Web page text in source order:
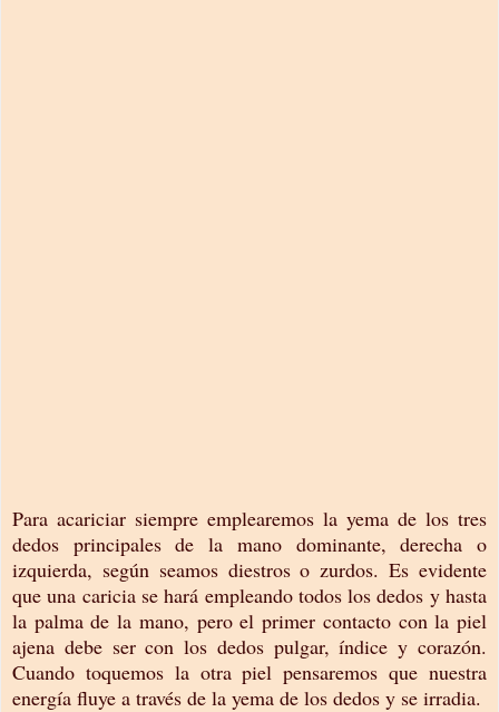
Para acariciar siempre emplearemos la yema de los tres
dedos principales de la mano dominante, derecha o
izquierda, según seamos diestros o zurdos. Es evidente
que una caricia se hará empleando todos los dedos y hasta
la palma de la mano, pero el primer contacto con la piel
ajena debe ser con los dedos pulgar, índice y corazón.
Cuando toquemos la otra piel pensaremos que nuestra
energía fluye a través de la yema de los dedos y se irradia.